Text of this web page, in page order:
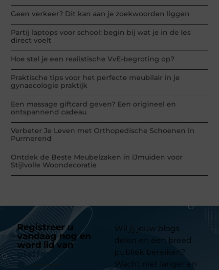
Geen verkeer? Dit kan aan je zoekwoorden liggen
Partij laptops voor school: begin bij wat je in de les
direct voelt
Hoe stel je een realistische VvE-begroting op?
Praktische tips voor het perfecte meubilair in je
gynaecologie praktijk
Een massage giftcard geven? Een origineel en
ontspannend cadeau
Verbeter Je Leven met Orthopedische Schoenen in
Purmerend
Ontdek de Beste Meubelzaken in IJmuiden voor
Stijlvolle Woondecoratie
Registreer u
vandaag nog en
word lid van
platform
Wil jij jouw blogs
delen en een breed
publiek bereiken?
Wacht niet langer en